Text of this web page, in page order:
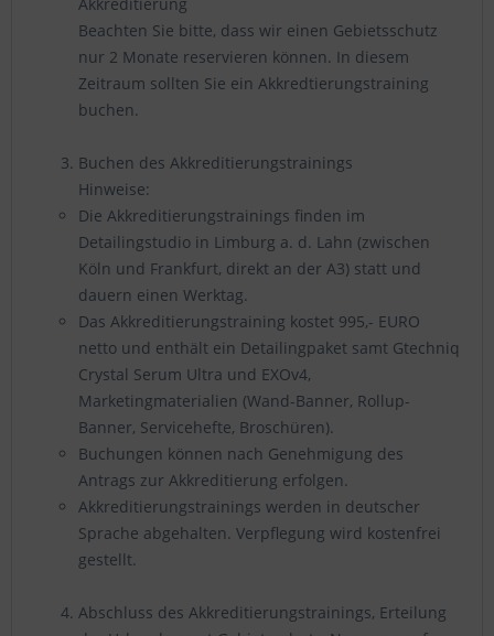
Beachten Sie bitte, dass wir einen Gebietsschutz
nur 2 Monate reservieren können. In diesem
Zeitraum sollten Sie ein Akkredtierungstraining
buchen.
Buchen des Akkreditierungstrainings
Hinweise:
Die Akkreditierungstrainings finden im
Detailingstudio in Limburg a. d. Lahn (zwischen
Köln und Frankfurt, direkt an der A3) statt und
dauern einen Werktag.
Das Akkreditierungstraining kostet 995,- EURO
netto und enthält ein Detailingpaket samt Gtechniq
Crystal Serum Ultra und EXOv4,
Marketingmaterialien (Wand-Banner, Rollup-
Banner, Servicehefte, Broschüren).
Buchungen können nach Genehmigung des
Antrags zur Akkreditierung erfolgen.
Akkreditierungstrainings werden in deutscher
Sprache abgehalten. Verpflegung wird kostenfrei
gestellt.
Abschluss des Akkreditierungstrainings, Erteilung